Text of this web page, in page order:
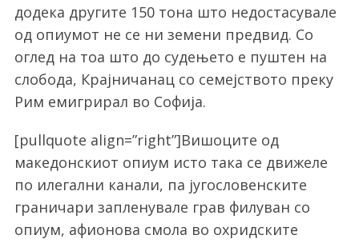
додека другите 150 тона што недостасувале
од опиумот не се ни земени предвид. Со
оглед на тоа што до судењето е пуштен на
слобода, Крајничанац со семејството преку
Рим емигрирал во Софија.
[pullquote align=”right”]Вишоците од
македонскиот опиум исто така се движеле
по илегални канали, па југословенските
граничари запленувале грав филуван со
опиум, афионова смола во охридските